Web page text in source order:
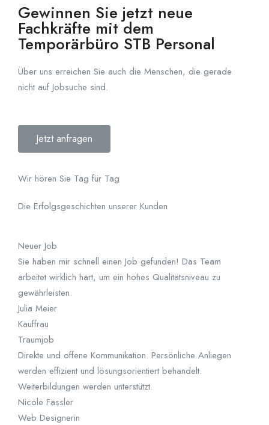
Gewinnen Sie jetzt neue
Fachkräfte mit dem
Temporärbüro STB Personal
Über uns erreichen Sie auch die Menschen, die gerade
nicht auf Jobsuche sind.
Jetzt anfragen
Wir hören Sie Tag für Tag
Die Erfolgsgeschichten unserer Kunden
Neuer Job
Sie haben mir schnell einen Job gefunden! Das Team
arbeitet wirklich hart, um ein hohes Qualitätsniveau zu
gewährleisten.
Julia Meier
Kauffrau
Traumjob
Direkte und offene Kommunikation. Persönliche Anliegen
werden effizient und lösungsorientiert behandelt.
Weiterbildungen werden unterstützt.
Nicole Fässler
Web Designerin